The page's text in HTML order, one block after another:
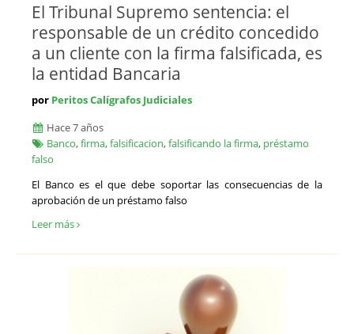
El Tribunal Supremo sentencia: el
responsable de un crédito concedido
a un cliente con la firma falsificada, es
la entidad Bancaria
por Peritos Calígrafos Judiciales
Hace 7 años
Banco,firma,falsificacion,falsificando la firma, préstamo
falso
El Banco es el que debe soportar las consecuencias de la
aprobación de un préstamo falso
Leer más